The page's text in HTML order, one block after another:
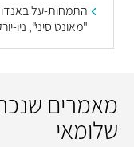
התמחות-על
"מאונט סיני", ניו-
מאמרים
שלומאי